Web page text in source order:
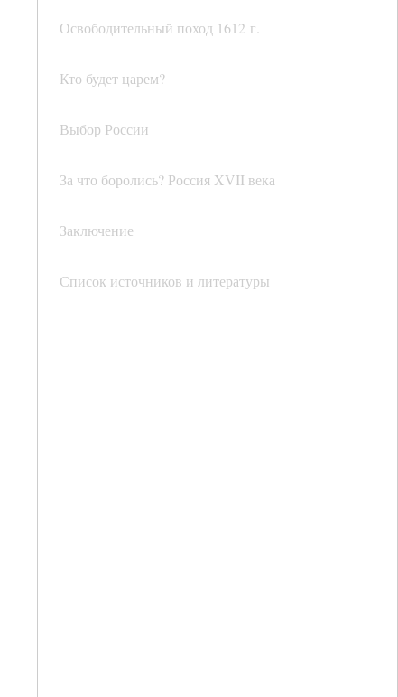
Освободительный поход 1612 г.
Кто будет царем?
Выбор России
За что боролись? Россия XVII века
Заключение
Список источников и литературы